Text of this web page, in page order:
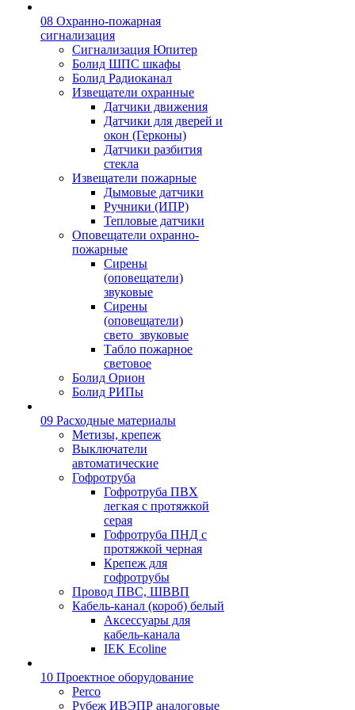
08 Охранно-пожарная
сигнализация
Сигнализация Юпитер
Болид ШПС шкафы
Болид Радиоканал
Извещатели охранные
Датчики движения
Датчики для дверей и
окон (Герконы)
Датчики разбития
стекла
Извещатели пожарные
Дымовые датчики
Ручники (ИПР)
Тепловые датчики
Оповещатели охранно-
пожарные
Сирены
(оповещатели)
звуковые
Сирены
(оповещатели)
свето_звуковые
Табло пожарное
световое
Болид Орион
Болид РИПы
09 Расходные материалы
Метизы, крепеж
Выключатели
автоматические
Гофротруба
Гофротруба ПВХ
легкая с протяжкой
серая
Гофротруба ПНД с
протяжкой черная
Крепеж для
гофротрубы
Провод ПВС, ШВВП
Кабель-канал (короб) белый
Аксессуары для
кабель-канала
IEK Ecoline
10 Проектное оборудование
Perco
Рубеж ИВЭПР аналоговые